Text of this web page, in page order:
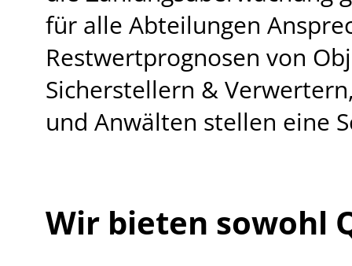
für alle Abteilungen
Restwertprognosen von
Sicherstellern &
und Anwälten stellen eine
Wir bieten sowohl